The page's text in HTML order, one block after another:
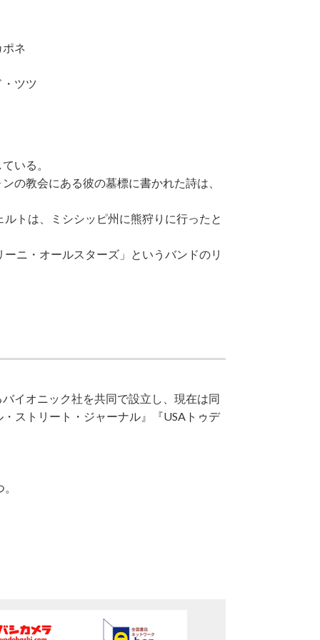
ネ
ツツ
いる。
の教会にある彼の墓標に書かれた詩は、
トは、ミシシッピ州に熊狩りに行ったと
ニ・オールスターズ」というバンドのリ
イオニック社を共同で設立し、現在は同
ストリート・ジャーナル』『USAトゥデ